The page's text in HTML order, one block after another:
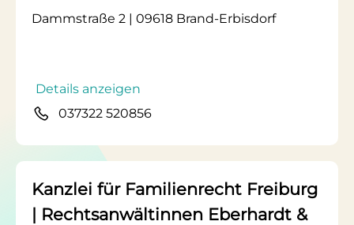
Dammstraße 2 | 09618 Brand-Erbisdorf
Details anzeigen
037322 520856
Kanzlei für Familienrecht Freiburg
| Rechtsanwältinnen Eberhardt &